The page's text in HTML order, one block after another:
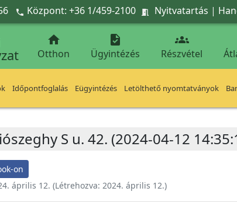
 Központ: +36 1/459-2100  Nyitvatartás |

Otthon

Ügyintézés

Részvétel
Időpontfoglalás Eügyintézés Letölthető nyomtatványok
S u. 42. (2024-04-12
on
április 12. (Létrehozva: 2024. április 12.)